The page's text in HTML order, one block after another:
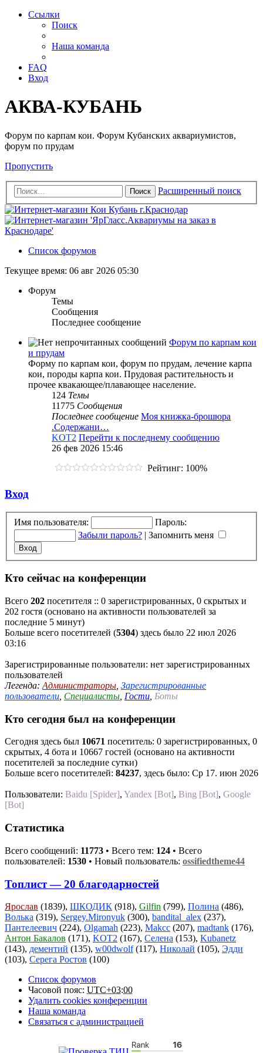
Ссылки
Поиск
Наша команда
FAQ
Вход
АКВА-КУБАНЬ
Форум по карпам кои. Форум Кубанских аквариумистов,
форум по прудам
Пропустить
Поиск Расширенный поиск
Список форумов
Текущее время: 06 авг 2026 05:30
Форум
Темы
Сообщения
Последнее сообщение
Форум по карпам кои
и прудам
Форму по карпам кои, форум по прудам, лечение карпа
кои, породы карпа кои. Прудовая растительность и
прочее квакающее/плавающее население.
124 Темы
11775 Сообщения
Последнее сообщение Моя книжка-брошюра
.Содержани…
KOT2 Перейти к последнему сообщению
26 фев 2026 15:46
Рейтинг: 100%
Вход
Имя пользователя:
Пароль:
Забыли пароль? | Запомнить меня
Кто сейчас на конференции
Всего 202 посетителя :: 0 зарегистрированных, 0 скрытых и
202 гостя (основано на активности пользователей за
последние 5 минут)
Больше всего посетителей (5304) здесь было 22 июл 2026
03:16
Зарегистрированные пользователи: нет зарегистрированных
пользователей
Легенда: Администраторы Зарегистрированные
пользователи Специалисты Гости Боты
Кто сегодня был на конференции
Сегодня здесь был 10671 посетитель: 0 зарегистрированных, 0
скрытых, 4 бота и 10667 гостей (основано на активности
посетителей за последние сутки)
Больше всего посетителей: 84237, здесь было: Ср 17. июн 2026
Пользователи: Baidu [Spider], Yandex [Bot], Bing [Bot], Google
[Bot]
Статистика
Всего сообщений: 11773 • Всего тем: 124 • Всего
пользователей: 1530 • Новый пользователь: ossifiedtheme44
Топлист — 20 благодарностей
Ярослав (1839), ШКОДИК (918), Gilfin (799), Полина (486),
Волька (319), Sergey.Mironyuk (300), bandital_alex (237),
Пантелеевич (224), Olgamah (223), Makcc (207), madtank (176),
Антон Бакалов (171), KOT2 (167), Селена (153), Kubanetz
(143), дементий (135), w00dwolf(117), Николай (105), Эдди
(103), Серега Ростов (100)
Список форумов
Часовой пояс: UTC+03:00
Удалить cookies конференции
Наша команда
Связаться с администрацией